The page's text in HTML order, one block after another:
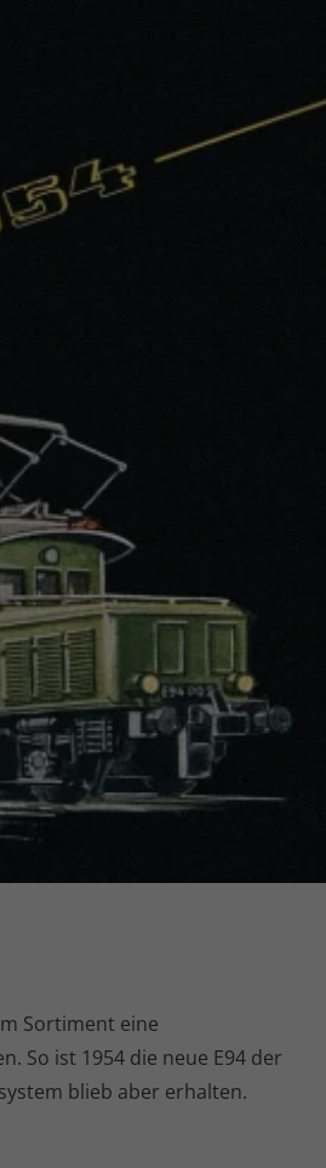
Sortiment eine
So ist 1954 die neue E94 der
blieb aber erhalten.